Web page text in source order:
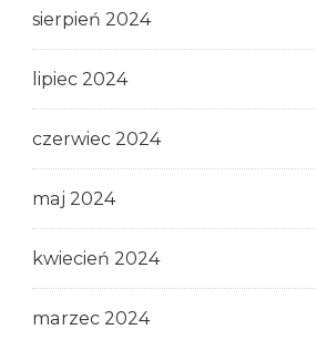
sierpień 2024
lipiec 2024
czerwiec 2024
maj 2024
kwiecień 2024
marzec 2024